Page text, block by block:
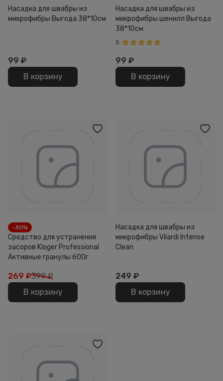
Насадка для швабры из
микрофибры Выгода 38*10см
99 ₽
В корзину
Насадка для швабры из
микрофибры шенилл Выгода
38*10см
5
99 ₽
В корзину
-30%
Средство для устранения
засоров Kloger Professional
Активные гранулы 600г
269 ₽399 ₽
В корзину
Насадка для швабры из
микрофибры Vilardi Intense
Clean
249 ₽
В корзину